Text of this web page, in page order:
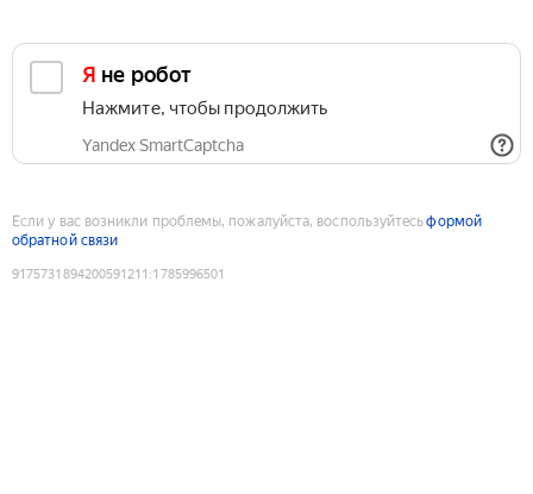
Я не робот
Нажмите, чтобы продолжить
Yandex SmartCaptcha
Если у вас возникли проблемы, пожалуйста, воспользуйтесьформой
обратной связи
9175731894200591211 :1785996501